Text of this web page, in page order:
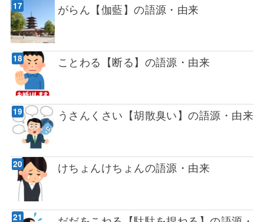
がらん【伽藍】の語源・由来
ことわる【断る】の語源・由来
うさんくさい【胡散臭い】の語源・由来
けちょんけちょんの語源・由来